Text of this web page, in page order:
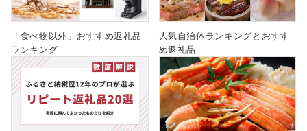
「食べ物以外」おすすめ返礼品
ランキング
人気自治体ランキングとおすす
め返礼品